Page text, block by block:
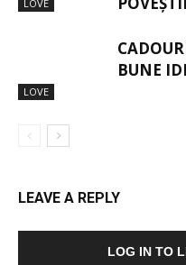
LOVE
LOVE
BUNE
LEAVE A REPLY
LOG IN TO